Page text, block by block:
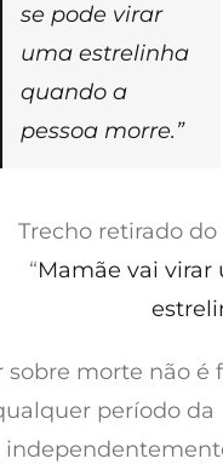
se pode virar
uma estrelinha
quando a
pessoa morre.”
Trecho retirado
“Mamãe vai virar
sobre morte não é
período da